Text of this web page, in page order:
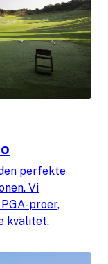
perfekte
Vi
proer,
kvalitet.